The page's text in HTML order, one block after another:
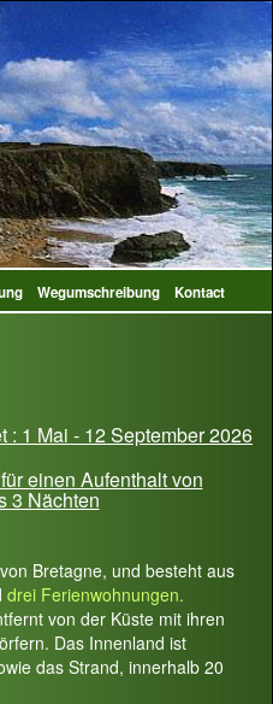
Wegumschreibung Kontact
: 1 Mai - 12 September 2026
einen Aufenthalt von
3 Nächten
Bretagne, und besteht aus
drei Ferienwohnungen.
von der Küste mit ihren
Das Innenland ist
das Strand, innerhalb 20